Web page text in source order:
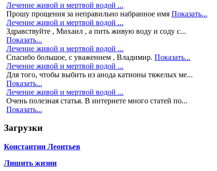
Лечение живой и мертвой водой ...
Прошу прощения за неправильно набранное имя Показать...
Лечение живой и мертвой водой ...
Здравствуйте , Михаил , а пить живую воду и соду с...
Показать...
Лечение живой и мертвой водой ...
Спасибо большое, с уважением , Владимир. Показать...
Лечение живой и мертвой водой ...
Для того, чтобы выбить из анода катионы тяжелых ме...
Показать...
Лечение живой и мертвой водой ...
Очень полезная статья. В интернете много статей по...
Показать...
Загрузки
Константин Леонтьев
Лишить жизни